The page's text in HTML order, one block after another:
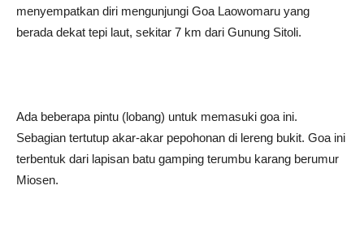
menyempatkan diri mengunjungi Goa Laowomaru yang
berada dekat tepi laut, sekitar 7 km dari Gunung Sitoli.
Ada beberapa pintu (lobang) untuk memasuki goa ini.
Sebagian tertutup akar-akar pepohonan di lereng bukit. Goa ini
terbentuk dari lapisan batu gamping terumbu karang berumur
Miosen.